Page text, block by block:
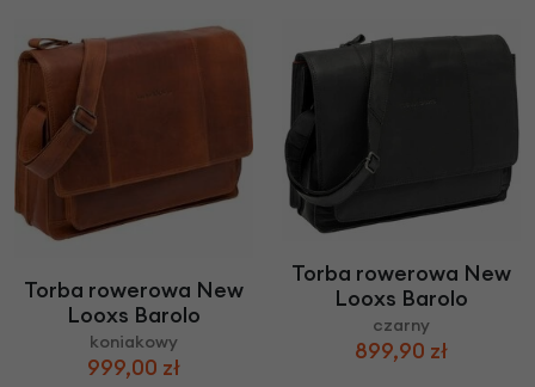
Torba rowerowa New
Looxs Barolo
koniakowy
999,00 zł
Torba rowerowa New
Looxs Barolo
czarny
899,90 zł